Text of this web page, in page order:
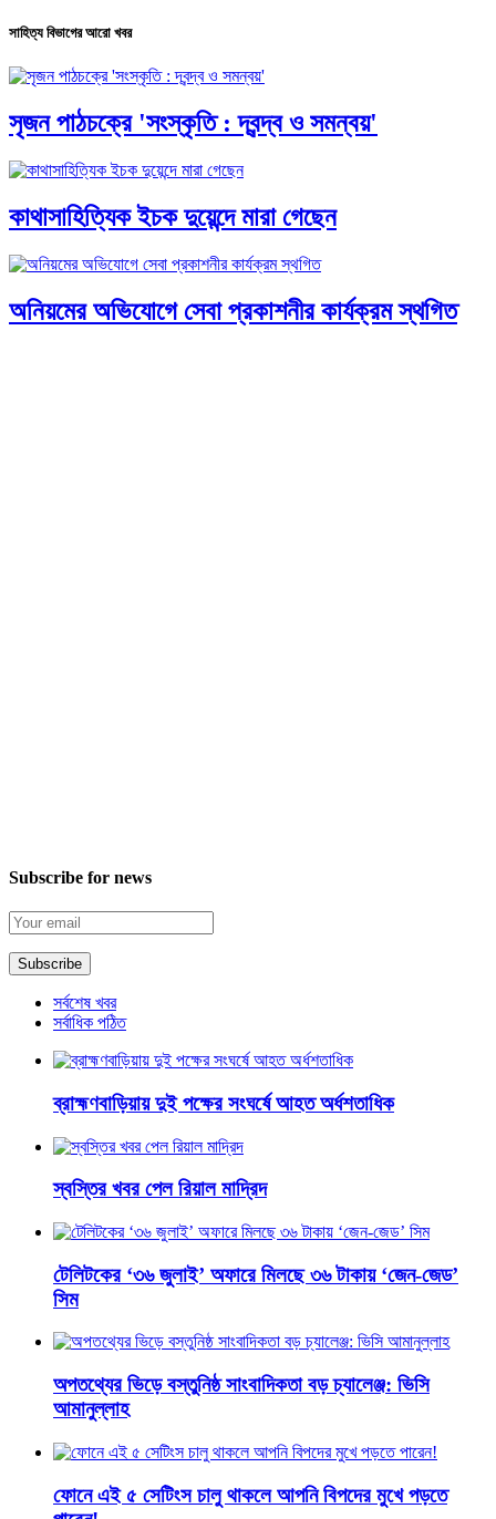
সাহিত্য বিভাগের আরো খবর
সৃজন পাঠচক্রে 'সংস্কৃতি : দ্বন্দ্ব ও সমন্বয়'
কাথাসাহিত্যিক ইচক দুয়েন্দে মারা গেছেন
অনিয়মের অভিযোগে সেবা প্রকাশনীর কার্যক্রম স্থগিত
Subscribe for news
সর্বশেষ খবর
সর্বাধিক পঠিত
ব্রাহ্মণবাড়িয়ায় দুই পক্ষের সংঘর্ষে আহত অর্ধশতাধিক
স্বস্তির খবর পেল রিয়াল মাদ্রিদ
টেলিটকের ‘৩৬ জুলাই’ অফারে মিলছে ৩৬ টাকায় ‘জেন-জেড’
সিম
অপতথ্যের ভিড়ে বস্তুনিষ্ঠ সাংবাদিকতা বড় চ্যালেঞ্জ: ভিসি
আমানুল্লাহ
ফোনে এই ৫ সেটিংস চালু থাকলে আপনি বিপদের মুখে পড়তে